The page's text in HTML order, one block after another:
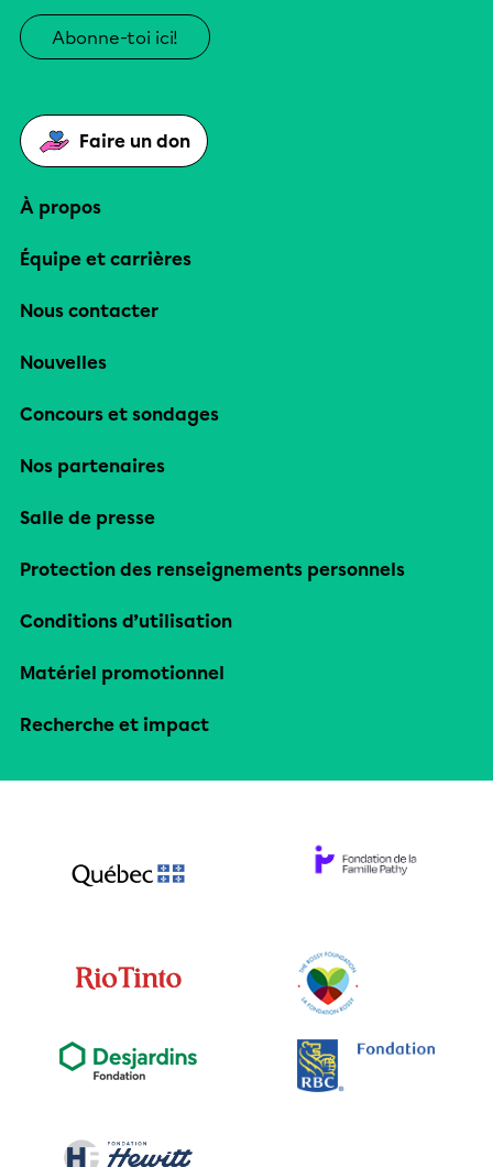
Abonne-toi ici!
Faire un don
À propos
Équipe et carrières
Nous contacter
Nouvelles
Concours et sondages
Nos partenaires
Salle de presse
Protection des renseignements personnels
Conditions d’utilisation
Matériel promotionnel
Recherche et impact